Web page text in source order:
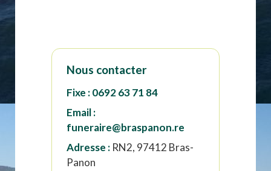
Nous contacter
Fixe :0692 63 71 84
Email :
funeraire@braspanon.re
Adresse : RN2, 97412 Bras-
Panon